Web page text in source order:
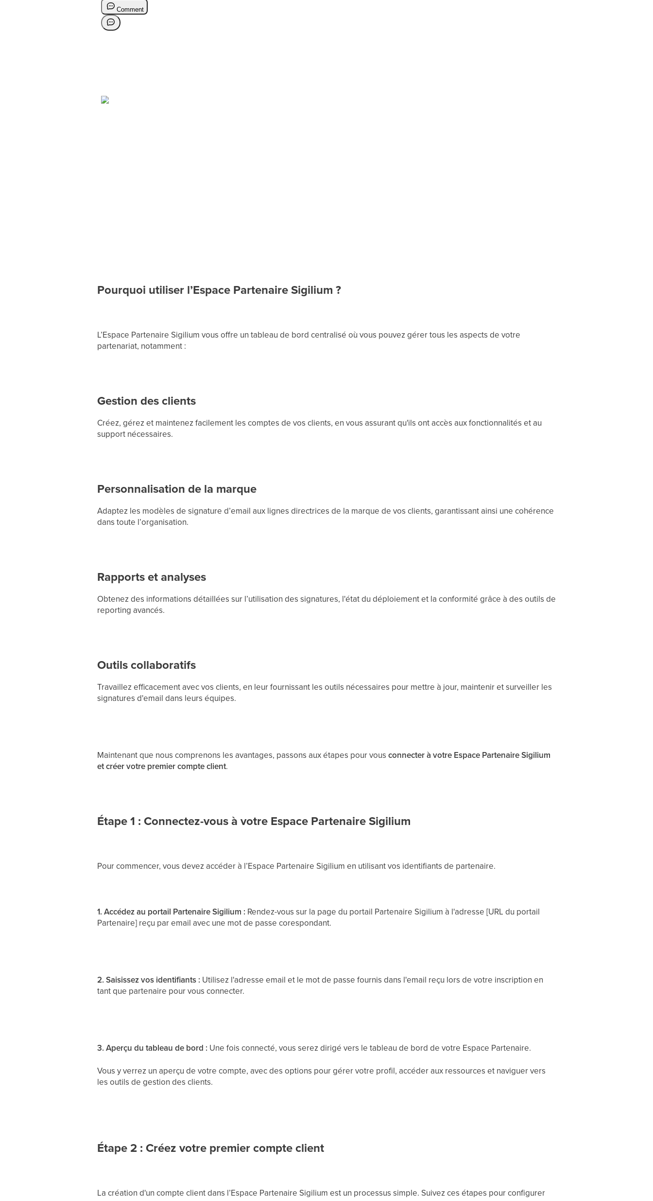
Pourquoi utiliser l’Espace Partenaire Sigilium ?
L’Espace Partenaire Sigilium vous offre un tableau de bord centralisé où vous pouvez gérer tous les aspects de votre
partenariat, notamment :
Gestion des clients
Créez, gérez et maintenez facilement les comptes de vos clients, en vous assurant qu'ils ont accès aux fonctionnalités et au
support nécessaires.
Personnalisation de la marque
Adaptez les modèles de signature d’email aux lignes directrices de la marque de vos clients, garantissant ainsi une cohérence
dans toute l’organisation.
Rapports et analyses
Obtenez des informations détaillées sur l’utilisation des signatures, l'état du déploiement et la conformité grâce à des outils de
reporting avancés.
Outils collaboratifs
Travaillez efficacement avec vos clients, en leur fournissant les outils nécessaires pour mettre à jour, maintenir et surveiller les
signatures d'email dans leurs équipes.
Maintenant que nous comprenons les avantages, passons aux étapes pour vous connecter à votre Espace Partenaire Sigilium
et créer votre premier compte client.
Étape 1 : Connectez-vous à votre Espace Partenaire Sigilium
Pour commencer, vous devez accéder à l’Espace Partenaire Sigilium en utilisant vos identifiants de partenaire.
1. Accédez au portail Partenaire Sigilium : Rendez-vous sur la page du portail Partenaire Sigilium à l'adresse [URL du portail
Partenaire] reçu par email avec une mot de passe corespondant.
2. Saisissez vos identifiants : Utilisez l'adresse email et le mot de passe fournis dans l'email reçu lors de votre inscription en
tant que partenaire pour vous connecter.
3. Aperçu du tableau de bord : Une fois connecté, vous serez dirigé vers le tableau de bord de votre Espace Partenaire.
Vous y verrez un aperçu de votre compte, avec des options pour gérer votre profil, accéder aux ressources et naviguer vers
les outils de gestion des clients.
Étape 2 : Créez votre premier compte client
La création d'un compte client dans l’Espace Partenaire Sigilium est un processus simple. Suivez ces étapes pour configurer